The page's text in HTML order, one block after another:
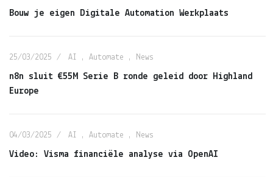
Bouw je eigen Digitale Automation Werkplaats
25/03/2025 AI , Automate , News
n8n sluit €55M Serie B ronde geleid door Highland
Europe
04/03/2025 AI , Automate , News
Video: Visma financiële analyse via OpenAI